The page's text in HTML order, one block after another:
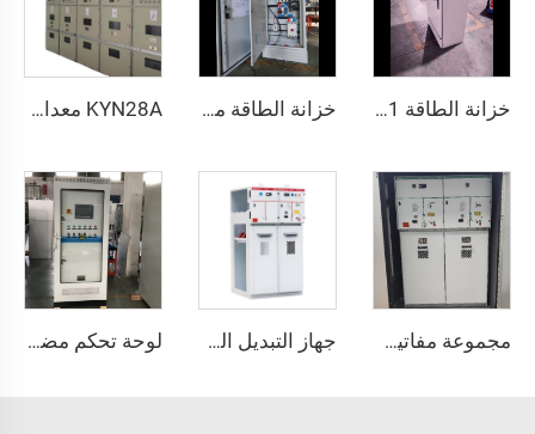
خزانة الطاقة XL-21 خزانة الطاقة منخفضة الجهد XL-21 KYN28A معدات توزيع كهرباء مغلفة بالمعدن
مجموعة مفاتيح الضغط العالي SDM6 جهاز التبديل المعدني المحاط XGN15 لوحة تحكم مضخة المياه الاحترافية مع وحدة التحكم القابلة للبرمجة (PLC) - حل ضغط ثابت